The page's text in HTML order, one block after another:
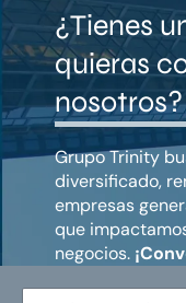
¿Tienes
quieras
nosotros?
Grupo Trinity
diversificado,
empresas
que
negocios.